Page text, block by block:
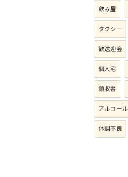
飲み屋
タクシー
歓送迎会
個人宅
領収書
アルコール
体調不良